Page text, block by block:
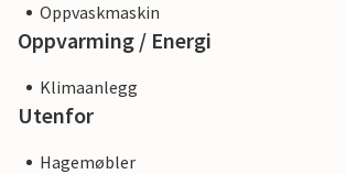
Oppvaskmaskin
Oppvarming / Energi
Klimaanlegg
Utenfor
Hagemøbler